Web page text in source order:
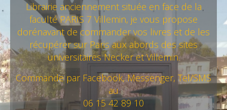
Librairie anciennement située en face de la
faculté PARIS 7 Villemin, je vous propose
dorénavant de commander vos livres et de les
récupérer sur Paris aux abords des sites
universitaires Necker et Villemin.
Commande par Facebook, Messenger, Tel/SMS
au
06 15 42 89 10